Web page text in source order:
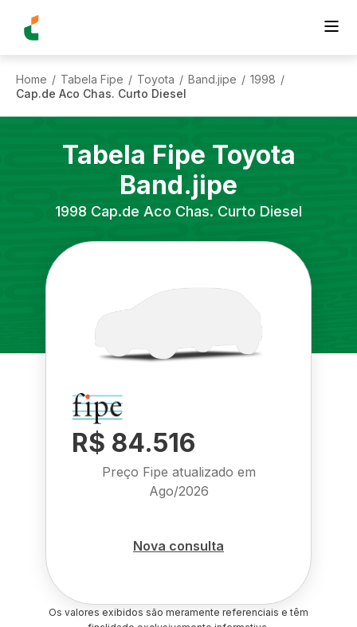
Home / Tabela Fipe / Toyota / Band.jipe / 1998 /
Cap.de Aco Chas. Curto Diesel
Tabela Fipe Toyota
Band.jipe
1998 Cap.de Aco Chas. Curto Diesel
R$ 84.516
Preço Fipe atualizado em
Ago/2026
Nova consulta
Os valores exibidos são meramente referenciais e têm